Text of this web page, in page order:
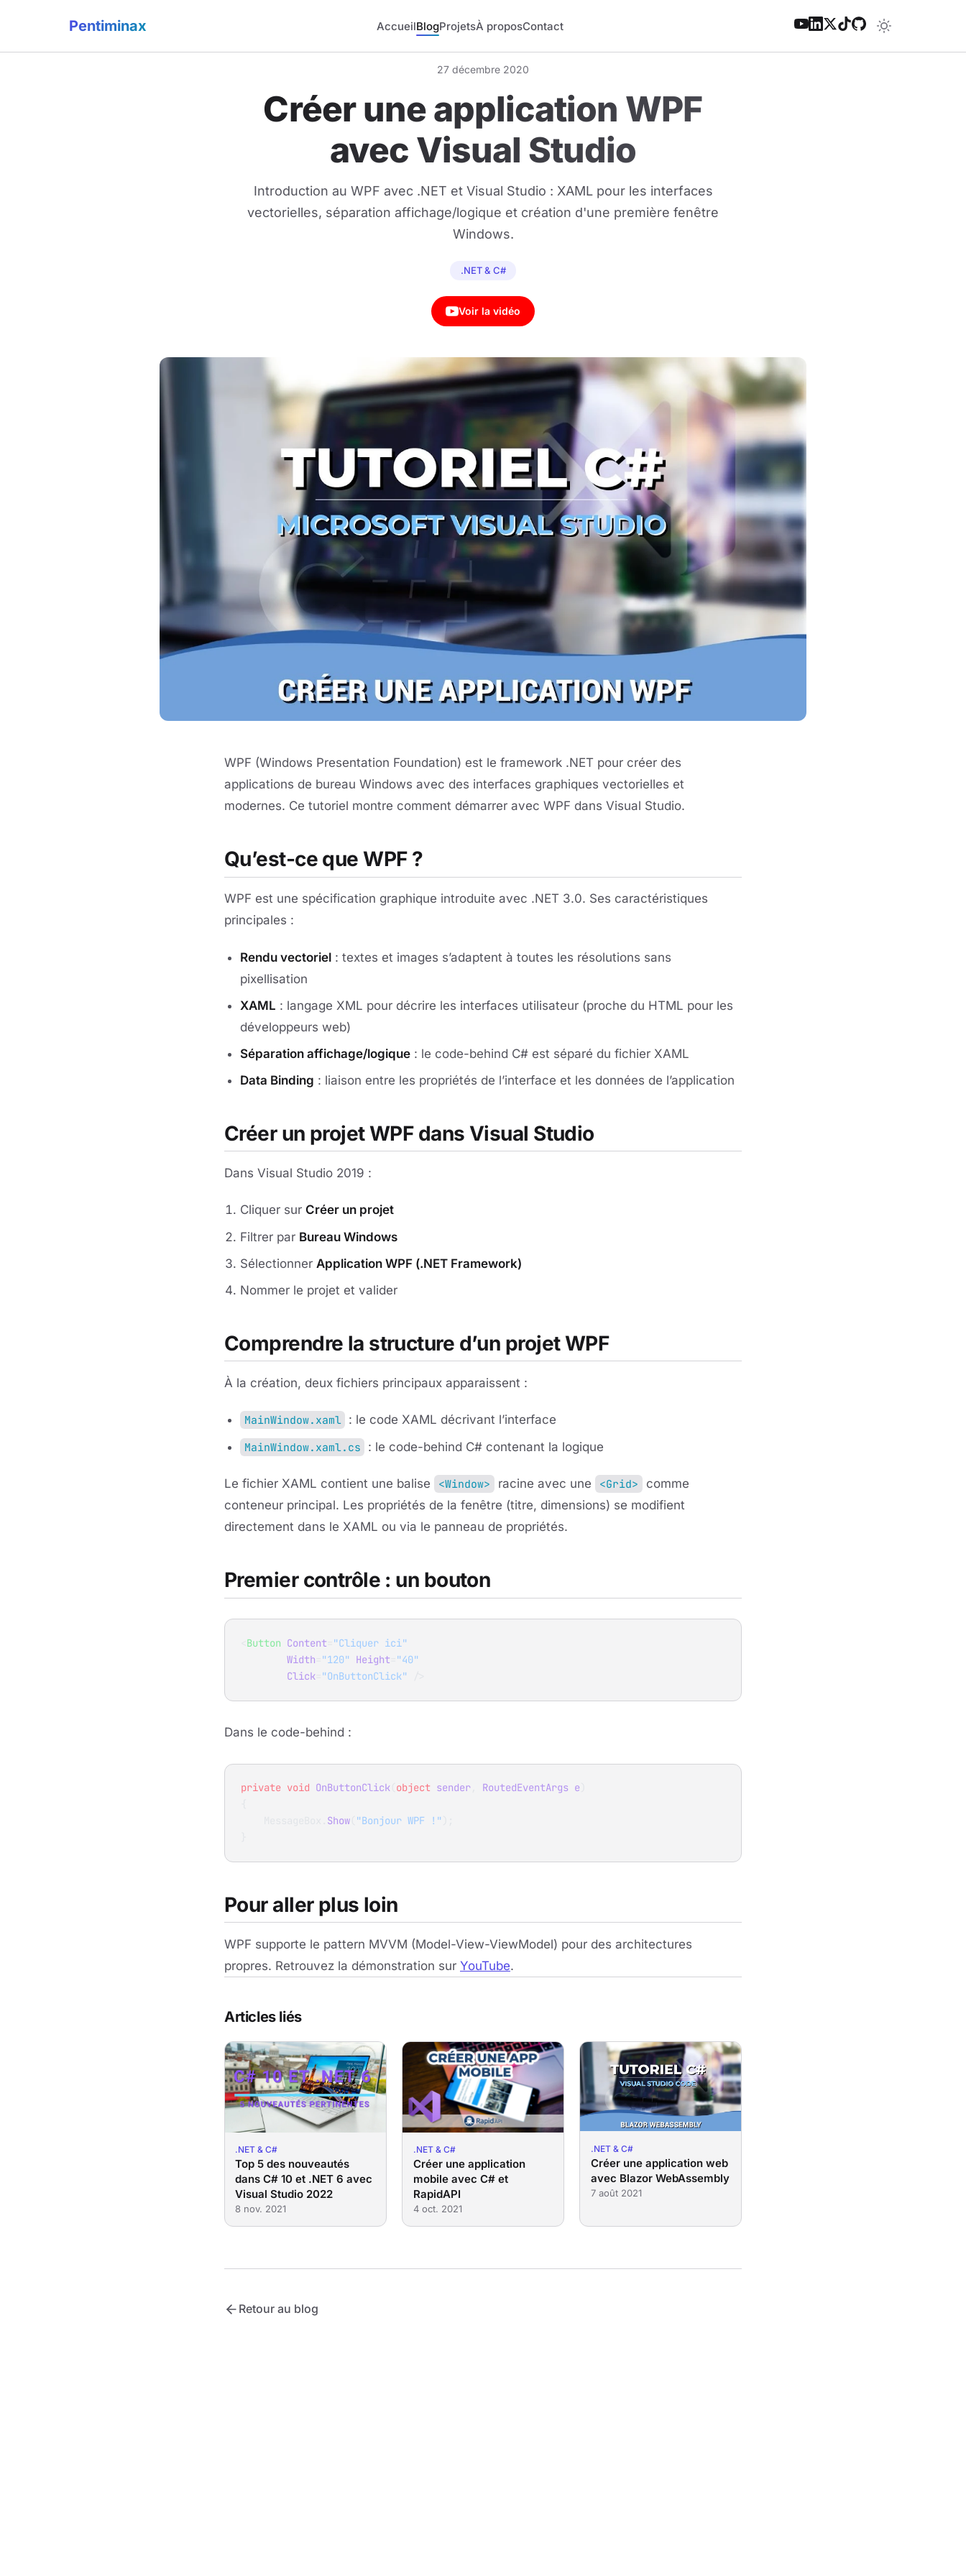
Pentiminax AccueilBlogProjetsÀ proposContact
27 décembre 2020
Créer une application WPF
avec Visual Studio
Introduction au WPF avec .NET et Visual Studio : XAML pour les interfaces
vectorielles, séparation affichage/logique et création d'une première fenêtre
Windows.
.NET & C#
Voir la vidéo
WPF (Windows Presentation Foundation) est le framework .NET pour créer des
applications de bureau Windows avec des interfaces graphiques vectorielles et
modernes. Ce tutoriel montre comment démarrer avec WPF dans Visual Studio.
Qu’est-ce que WPF ?
WPF est une spécification graphique introduite avec .NET 3.0. Ses caractéristiques
principales :
Rendu vectoriel: textes et images s’adaptent à toutes les résolutions sans
pixellisation
XAML : langage XML pour décrire les interfaces utilisateur (proche du HTML pour les
développeurs web)
Séparation affichage/logique: le code-behind C# est séparé du fichier XAML
Data Binding : liaison entre les propriétés de l’interface et les données de l’application
Créer un projet WPF dans Visual Studio
Dans Visual Studio 2019 :
Cliquer sur Créer un projet
Filtrer par Bureau Windows
Sélectionner Application WPF (.NET Framework)
Nommer le projet et valider
Comprendre la structure d’un projet WPF
À la création, deux fichiers principaux apparaissent :
MainWindow.xaml : le code XAML décrivant l’interface
MainWindow.xaml.cs : le code-behind C# contenant la logique
Le fichier XAML contient une balise <Window> racine avec une <Grid>
comme
conteneur principal. Les propriétés de la fenêtre (titre, dimensions) se modifient
directement dans le XAML ou via le panneau de propriétés.
Premier contrôle : un bouton
Button Content
"Cliquer ici"
        Width
"120" Height
"40"
        Click
= "OnButtonClick"
Dans le code-behind :
private void OnButtonClick( object sender, RoutedEventArgs e
Show( "Bonjour WPF !"
Pour aller plus loin
WPF supporte le pattern MVVM (Model-View-ViewModel) pour des architectures
propres. Retrouvez la démonstration sur YouTube.
Articles liés
.NET & C#
Top 5 des nouveautés
dans C# 10 et .NET 6 avec
Visual Studio 2022
8 nov. 2021
.NET & C#
Créer une application
mobile avec C# et
RapidAPI
4 oct. 2021
.NET & C#
Créer une application web
avec Blazor WebAssembly
7 août 2021
Retour au blog